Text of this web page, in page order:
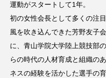
運動がスタートして1年。
初の女性会長として多くの注
風を吹き込んできた芳野友子
に、青山学院大学陸上競技部
らの時代の人材育成と組織の
ネスの経験を活かした選手の